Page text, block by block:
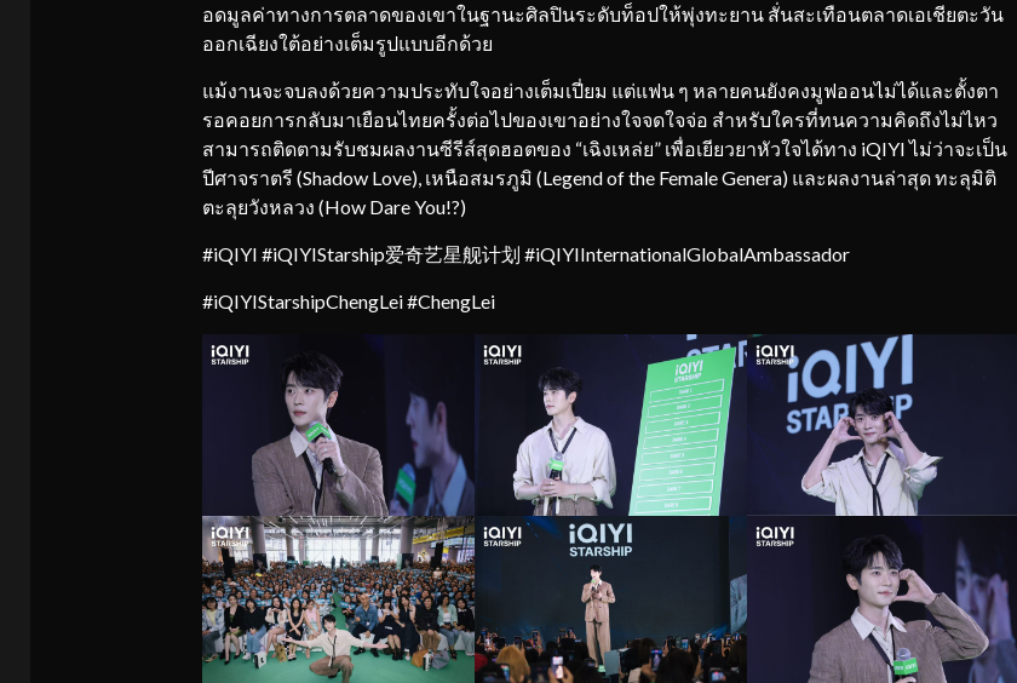
อดมูลค่าทางการตลาดของเขาในฐานะศิลปินระดับท็อปให้พุ่งทะยาน สั่นสะเทือนตลาดเอเชียตะวัน
ออกเฉียงใต้อย่างเต็มรูปแบบอีกด้วย
แม้งานจะจบลงด้วยความประทับใจอย่างเต็มเปี่ยม แต่แฟน ๆ หลายคนยังคงมูฟออนไม่ได้และตั้งตา
รอคอยการกลับมาเยือนไทยครั้งต่อไปของเขาอย่างใจจดใจจ่อ สำหรับใครที่ทนความคิดถึงไม่ไหว
สามารถติดตามรับชมผลงานซีรีส์สุดฮอตของ “เฉิงเหล่ย” เพื่อเยียวยาหัวใจได้ทาง iQIYI ไม่ว่าจะเป็น
ปีศาจราตรี (Shadow Love), เหนือสมรภูมิ (Legend of the Female Genera) และผลงานล่าสุด ทะลุมิติ
ตะลุยวังหลวง (How Dare You!?)
#iQIYI #iQIYIStarship爱奇艺星舰计划 #iQIYIInternationalGlobalAmbassador
#iQIYIStarshipChengLei #ChengLei